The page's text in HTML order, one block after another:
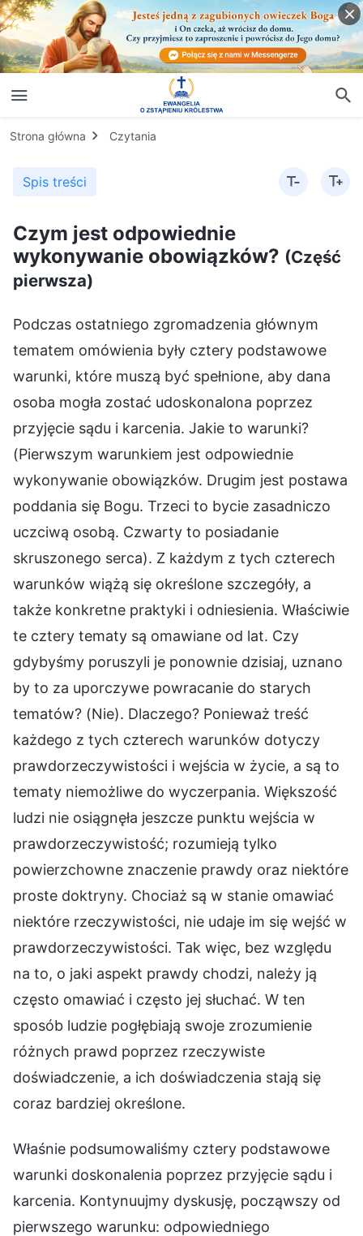
Strona główna Czytania
Spis treści
Czym jest odpowiednie
wykonywanie obowiązków? (Część
pierwsza)
Podczas ostatniego zgromadzenia głównym
tematem omówienia były cztery podstawowe
warunki, które muszą być spełnione, aby dana
osoba mogła zostać udoskonalona poprzez
przyjęcie sądu i karcenia. Jakie to warunki?
(Pierwszym warunkiem jest odpowiednie
wykonywanie obowiązków. Drugim jest postawa
poddania się Bogu. Trzeci to bycie zasadniczo
uczciwą osobą. Czwarty to posiadanie
skruszonego serca). Z każdym z tych czterech
warunków wiążą się określone szczegóły, a
także konkretne praktyki i odniesienia. Właściwie
te cztery tematy są omawiane od lat. Czy
gdybyśmy poruszyli je ponownie dzisiaj, uznano
by to za uporczywe powracanie do starych
tematów? (Nie). Dlaczego? Ponieważ treść
każdego z tych czterech warunków dotyczy
prawdorzeczywistości i wejścia w życie, a są to
tematy niemożliwe do wyczerpania. Większość
ludzi nie osiągnęła jeszcze punktu wejścia w
prawdorzeczywistość; rozumieją tylko
powierzchowne znaczenie prawdy oraz niektóre
proste doktryny. Chociaż są w stanie omawiać
niektóre rzeczywistości, nie udaje im się wejść w
prawdorzeczywistości. Tak więc, bez względu
na to, o jaki aspekt prawdy chodzi, należy ją
często omawiać i często jej słuchać. W ten
sposób ludzie pogłębiają swoje zrozumienie
różnych prawd poprzez rzeczywiste
doświadczenie, a ich doświadczenia stają się
coraz bardziej określone.
Właśnie podsumowaliśmy cztery podstawowe
warunki doskonalenia poprzez przyjęcie sądu i
karcenia. Kontynuujmy dyskusję, począwszy od
pierwszego warunku: odpowiedniego